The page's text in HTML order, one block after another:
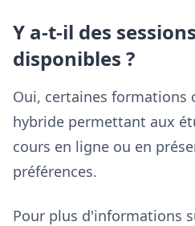
Y a-t-il des
disponibles ?
Oui, certaines formations
hybride permettant aux
cours en ligne ou en
préférences.
Pour plus d'informations